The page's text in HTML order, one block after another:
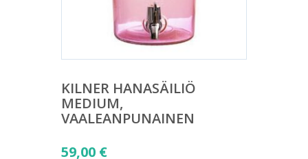
KILNER HANASÄILIÖ
MEDIUM,
VAALEANPUNAINEN
59,00 €